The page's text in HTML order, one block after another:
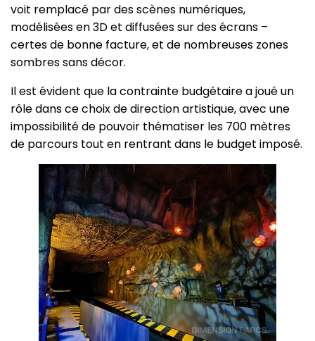
voit remplacé par des scènes numériques,
modélisées en 3D et diffusées sur des écrans –
certes de bonne facture, et de nombreuses zones
sombres sans décor.
Il est évident que la contrainte budgétaire a joué un
rôle dans ce choix de direction artistique, avec une
impossibilité de pouvoir thématiser les 700 mètres
de parcours tout en rentrant dans le budget imposé.